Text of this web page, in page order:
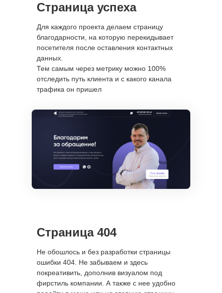
Для каждого проекта делаем страницу
благодарности, на которую перекидывает
посетителя после оставления контактных
данных.
Тем самым через метрику можно 100%
отследить путь клиента и с какого канала
трафика он пришел
Страница успеха
Не обошлось и без разработки страницы
ошибки 404. Не забываем и здесь
покреативить, дополнив визуалом под
фирстиль компании. А также с нее удобно
Страница 404
SMM-продвижение